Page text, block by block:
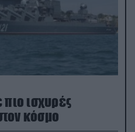
πιο ισχυρές
κόσμο